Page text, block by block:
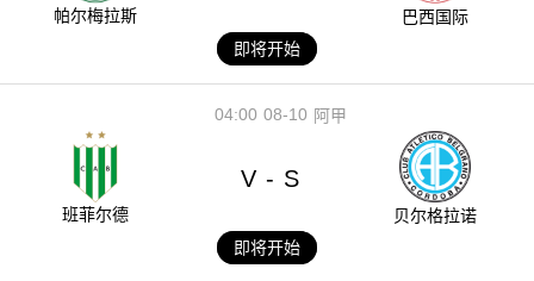
帕尔梅拉斯
巴西国际
即将开始
08-10
04:00 阿甲
班菲尔德
V - S
贝尔格拉诺
即将开始